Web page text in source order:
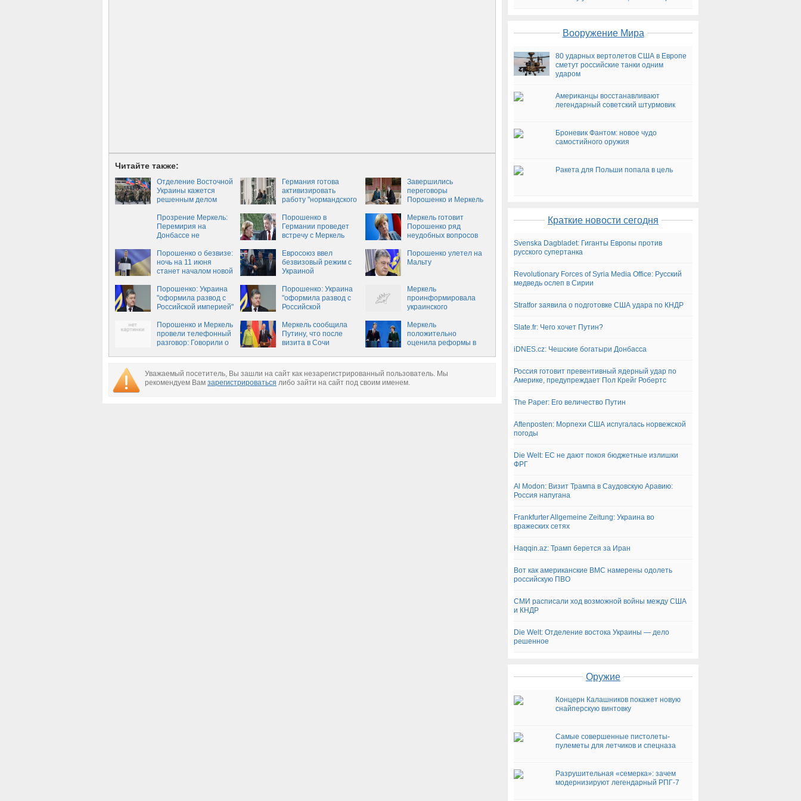
Читайте также:
Отделение Восточной
Украины кажется
решенным делом
Германия готова
активизировать
работу "нормандского
Завершились
переговоры
Порошенко и Меркель
Прозрение Меркель:
Перемирия на
Донбассе не
Порошенко в
Германии проведет
встречу с Меркель
Меркель готовит
Порошенко ряд
неудобных вопросов
Берлине, - DW
Порошенко о безвизе:
ночь на 11 июня
станет началом новой
Украины
Евросоюз ввел
безвизовый режим с
Украиной
Порошенко улетел на
Мальту
Порошенко: Украина
"оформила развод с
Российской империей"
Порошенко: Украина
"оформила развод с
Российской
безвиз
Меркель
проинформировала
украинского
визита в Россию
Порошенко и Меркель
провели телефонный
разговор: Говорили о
переговорах
Меркель сообщила
Путину, что после
визита в Сочи
Меркель
положительно
оценила реформы в
Уважаемый посетитель, Вы зашли на сайт как незарегистрированный пользователь. Мы
рекомендуем Вам зарегистрироваться либо зайти на сайт под своим именем.
Вооружение Мира
80 ударных вертолетов США в Европе
сметут российские танки одним
ударом
Американцы восстанавливают
легендарный советский штурмовик
Броневик Фантом: новое чудо
самостийного оружия
Ракета для Польши попала в цель
Краткие новости сегодня
Svenska Dagbladet: Гиганты Европы против
русского супертанка
Revolutionary Forces of Syria Media Office: Русский
медведь ослеп в Сирии
Stratfor заявила о подготовке США удара по КНДР
Slate.fr: Чего хочет Путин?
iDNES.cz: Чешские богатыри Донбасса
Россия готовит превентивный ядерный удар по
Америке, предупреждает Пол Крейг Робертс
The Paper: Его величество Путин
Aftenposten: Морпехи США испугалась норвежской
погоды
Die Welt: ЕС не дают покоя бюджетные излишки
ФРГ
Al Modon: Визит Трампа в Саудовскую Аравию:
Россия напугана
Frankfurter Allgemeine Zeitung: Украина во
вражеских сетях
Haqqin.az: Трамп берется за Иран
Вот как американские ВМС намерены одолеть
российскую ПВО
СМИ расписали ход возможной войны между США
и КНДР
Die Welt: Отделение востока Украины — дело
решенное
Оружие
Концерн Калашников покажет новую
снайперскую винтовку
Самые совершенные пистолеты-
пулеметы для летчиков и спецназа
Разрушительная «семерка»: зачем
модернизируют легендарный РПГ-7